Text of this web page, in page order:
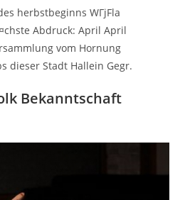
herbstbeginns WГјFla
Abdruck: April April
vom Hornung
dieser Stadt Hallein Gegr.
Bekanntschaft